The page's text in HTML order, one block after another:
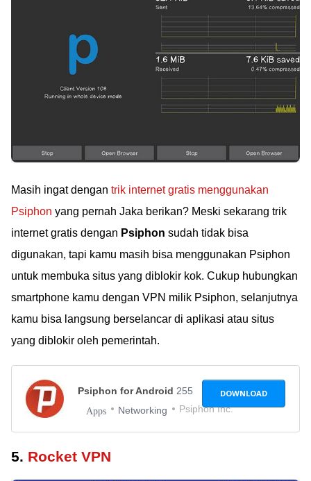
Masih ingat dengan trik internet gratis menggunakan
Psiphon yang pernah Jaka berikan? Meski sekarang trik
internet gratis dengan Psiphon sudah tidak bisa
digunakan, tapi kamu masih bisa menggunakan Psiphon
untuk membuka situs yang diblokir kok. Cukup hubungkan
smartphone kamu dengan VPN milik Psiphon, selanjutnya
kamu bisa langsung berselancar di aplikasi atau situs
yang diblokir oleh pemerintah.
Psiphon for Android 255
Apps Networking Psiphon Inc.
DOWNLOAD
5. Rocket VPN